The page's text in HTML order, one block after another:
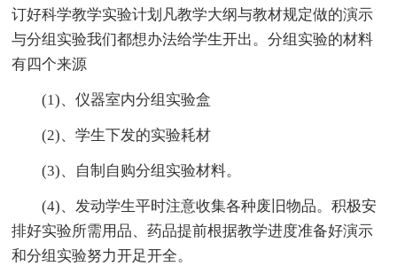
订好科学教学实验计划凡教学大纲与教材规定做的演示
与分组实验我们都想办法给学生开出。分组实验的材料
有四个来源
(1)、仪器室内分组实验盒
(2)、学生下发的实验耗材
(3)、自制自购分组实验材料。
(4)、发动学生平时注意收集各种废旧物品。积极安
排好实验所需用品、药品提前根据教学进度准备好演示
和分组实验努力开足开全。